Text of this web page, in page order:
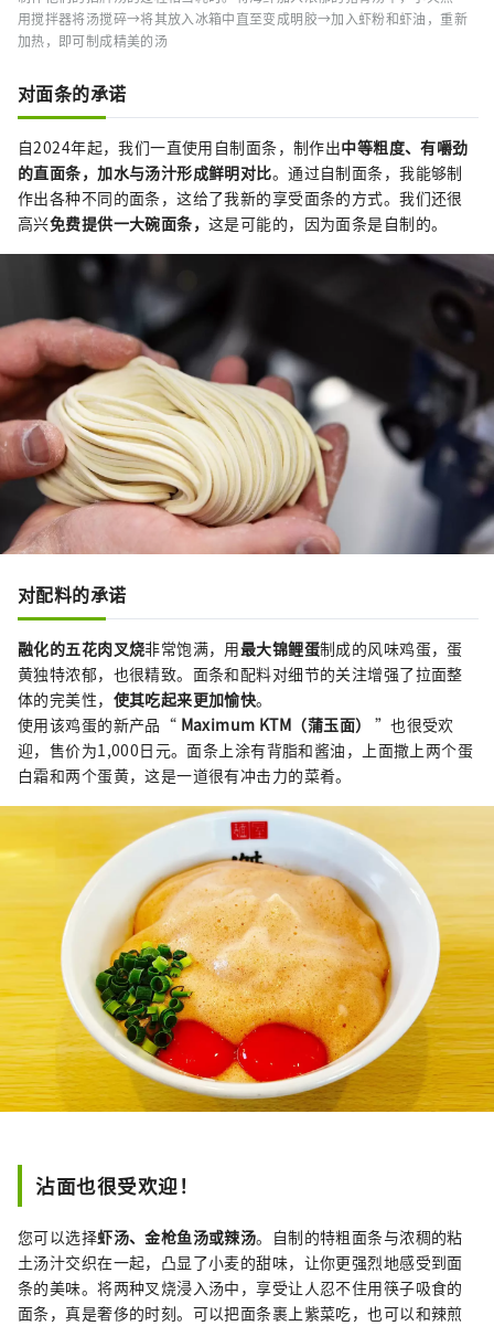
用搅拌器将汤搅碎→将其放入冰箱中直至变成明胶→加入虾粉和虾油，重新
加热，即可制成精美的汤
对面条的承诺
自2024年起，我们一直使用自制面条，制作出中等粗度、有嚼劲
的直面条，加水与汤汁形成鲜明对比。通过自制面条，我能够制
作出各种不同的面条，这给了我新的享受面条的方式。我们还很
高兴免费提供一大碗面条，这是可能的，因为面条是自制的。
对配料的承诺
融化的五花肉叉烧非常饱满，用最大锦鲤蛋制成的风味鸡蛋，蛋
黄独特浓郁，也很精致。面条和配料对细节的关注增强了拉面整
体的完美性， 使其吃起来更加愉快。
使用该鸡蛋的新产品“ Maximum KTM（蒲玉面）
”也很受欢
迎，售价为1,000日元。面条上涂有背脂和酱油，上面撒上两个蛋
白霜和两个蛋黄，这是一道很有冲击力的菜肴。
沾面也很受欢迎！
您可以选择虾汤、金枪鱼汤或辣汤。自制的特粗面条与浓稠的粘
土汤汁交织在一起，凸显了小麦的甜味，让你更强烈地感受到面
条的美味。将两种叉烧浸入汤中，享受让人忍不住用筷子吸食的
面条，真是奢侈的时刻。可以把面条裹上紫菜吃，也可以和辣煎